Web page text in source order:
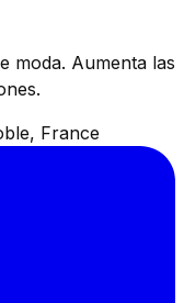
moda. Aumenta las
France